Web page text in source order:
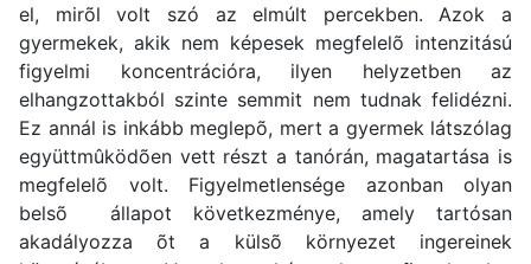
el, mirõl volt szó az elmúlt percekben. Azok a
gyermekek, akik nem képesek megfelelõ intenzitású
figyelmi koncentrációra, ilyen helyzetben az
elhangzottakból szinte semmit nem tudnak felidézni.
Ez annál is inkább meglepõ, mert a gyermek látszólag
együttmûködõen vett részt a tanórán, magatartása is
megfelelõ volt. Figyelmetlensége azonban olyan
belsõ állapot következménye, amely tartósan
akadályozza õt a külsõ környezet ingereinek